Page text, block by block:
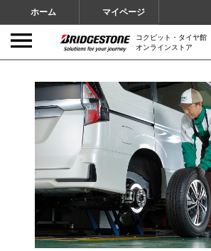
ホーム マイページ
コクピット・タイヤ館
オンラインストア